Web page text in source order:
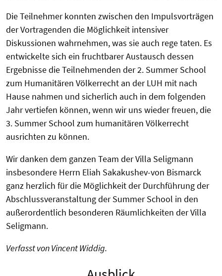
Die Teilnehmer konnten zwischen den Impulsvorträgen
der Vortragenden die Möglichkeit intensiver
Diskussionen wahrnehmen, was sie auch rege taten. Es
entwickelte sich ein fruchtbarer Austausch dessen
Ergebnisse die Teilnehmenden der 2. Summer School
zum Humanitären Völkerrecht an der LUH mit nach
Hause nahmen und sicherlich auch in dem folgenden
Jahr vertiefen können, wenn wir uns wieder freuen, die
3. Summer School zum humanitären Völkerrecht
ausrichten zu können.
Wir danken dem ganzen Team der Villa Seligmann
insbesondere Herrn Eliah Sakakushev-von Bismarck
ganz herzlich für die Möglichkeit der Durchführung der
Abschlussveranstaltung der Summer School in den
außerordentlich besonderen Räumlichkeiten der Villa
Seligmann.
Verfasst von Vincent Widdig.